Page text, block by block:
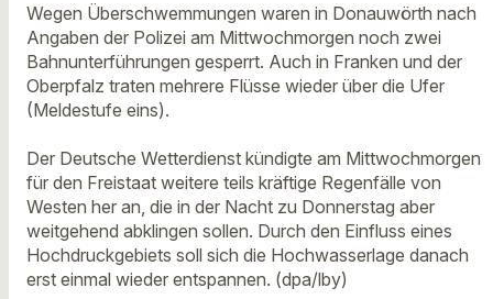
Wegen Überschwemmungen waren in Donauwörth nach
Angaben der Polizei am Mittwochmorgen noch zwei
Bahnunterführungen gesperrt. Auch in Franken und der
Oberpfalz traten mehrere Flüsse wieder über die Ufer
(Meldestufe eins).
Der Deutsche Wetterdienst kündigte am Mittwochmorgen
für den Freistaat weitere teils kräftige Regenfälle von
Westen her an, die in der Nacht zu Donnerstag aber
weitgehend abklingen sollen. Durch den Einfluss eines
Hochdruckgebiets soll sich die Hochwasserlage danach
erst einmal wieder entspannen. (dpa/lby)